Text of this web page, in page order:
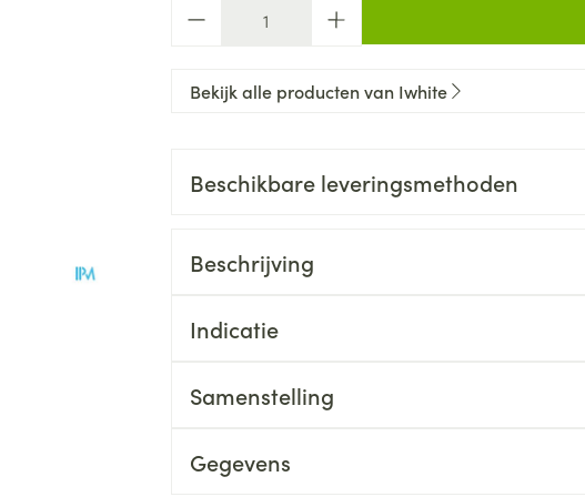
Bekijk alle producten van Iwhite
Beschikbare leveringsmethoden
Beschrijving
Indicatie
Samenstelling
Gegevens